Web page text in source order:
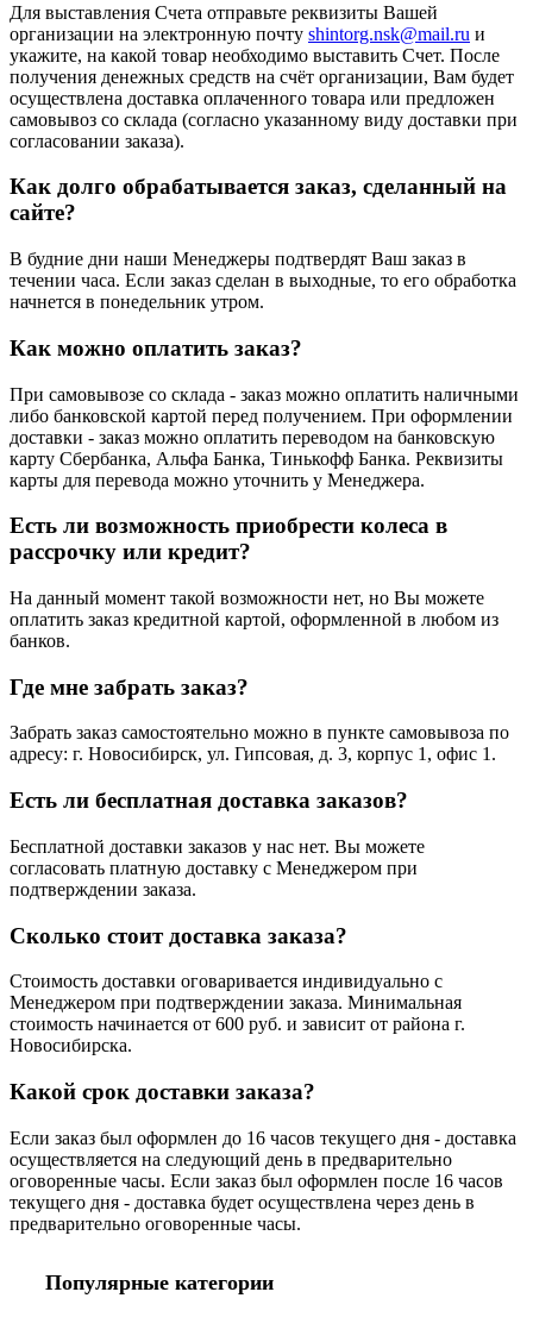
Для выставления Счета отправьте реквизиты Вашей
организации на электронную почту shintorg.nsk@mail.ru и
укажите, на какой товар необходимо выставить Счет. После
получения денежных средств на счёт организации, Вам будет
осуществлена доставка оплаченного товара или предложен
самовывоз со склада (согласно указанному виду доставки при
согласовании заказа).
Как долго обрабатывается заказ, сделанный на
сайте?
В будние дни наши Менеджеры подтвердят Ваш заказ в
течении часа. Если заказ сделан в выходные, то его обработка
начнется в понедельник утром.
Как можно оплатить заказ?
При самовывозе со склада - заказ можно оплатить наличными
либо банковской картой перед получением. При оформлении
доставки - заказ можно оплатить переводом на банковскую
карту Сбербанка, Альфа Банка, Тинькофф Банка. Реквизиты
карты для перевода можно уточнить у Менеджера.
Есть ли возможность приобрести колеса в
рассрочку или кредит?
На данный момент такой возможности нет, но Вы можете
оплатить заказ кредитной картой, оформленной в любом из
банков.
Где мне забрать заказ?
Забрать заказ самостоятельно можно в пункте самовывоза по
адресу: г. Новосибирск, ул. Гипсовая, д. 3, корпус 1, офис 1.
Есть ли бесплатная доставка заказов?
Бесплатной доставки заказов у нас нет. Вы можете
согласовать платную доставку с Менеджером при
подтверждении заказа.
Сколько стоит доставка заказа?
Стоимость доставки оговаривается индивидуально с
Менеджером при подтверждении заказа. Минимальная
стоимость начинается от 600 руб. и зависит от района г.
Новосибирска.
Какой срок доставки заказа?
Если заказ был оформлен до 16 часов текущего дня - доставка
осуществляется на следующий день в предварительно
оговоренные часы. Если заказ был оформлен после 16 часов
текущего дня - доставка будет осуществлена через день в
предварительно оговоренные часы.
Популярные категории